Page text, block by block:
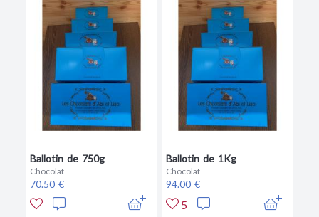
Ballotin de 750g
Chocolat
70.50 €
Ballotin de 1Kg
Chocolat
94.00 €
5